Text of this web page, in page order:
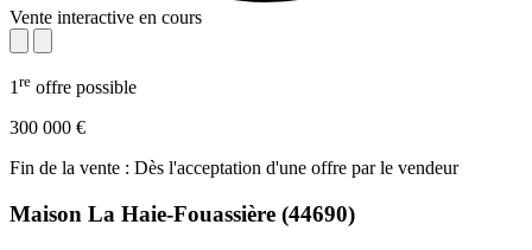
Vente interactive en cours
1 re offre possible
300 000 €
Fin de la vente : Dès l'acceptation d'une offre par le vendeur
Maison La Haie-Fouassière (44690)